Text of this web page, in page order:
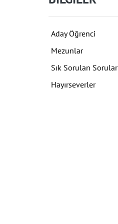
Aday Öğrenci
Mezunlar
Sık Sorulan Sorular
Hayırseverler